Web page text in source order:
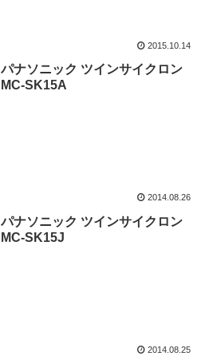
2015.10.14
パナソニック ツインサイクロン
MC-SK15A
2014.08.26
パナソニック ツインサイクロン
MC-SK15J
2014.08.25